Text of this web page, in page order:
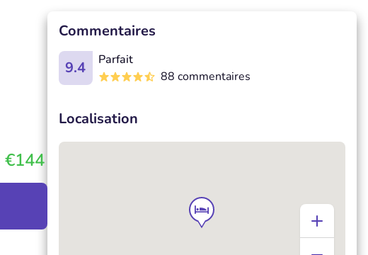
€144
Commentaires
9.4
Parfait
88 commentaires
Localisation